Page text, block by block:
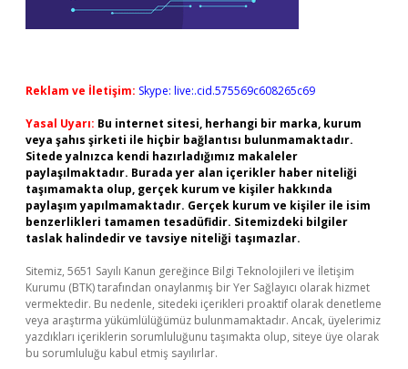
Reklam ve İletişim: Skype: live:.cid.575569c608265c69
Yasal Uyarı: Bu internet sitesi, herhangi bir marka, kurum
veya şahıs şirketi ile hiçbir bağlantısı bulunmamaktadır.
Sitede yalnızca kendi hazırladığımız makaleler
paylaşılmaktadır. Burada yer alan içerikler haber niteliği
taşımamakta olup, gerçek kurum ve kişiler hakkında
paylaşım yapılmamaktadır. Gerçek kurum ve kişiler ile isim
benzerlikleri tamamen tesadüfidir. Sitemizdeki bilgiler
taslak halindedir ve tavsiye niteliği taşımazlar.
Sitemiz, 5651 Sayılı Kanun gereğince Bilgi Teknolojileri ve İletişim
Kurumu (BTK) tarafından onaylanmış bir Yer Sağlayıcı olarak hizmet
vermektedir. Bu nedenle, sitedeki içerikleri proaktif olarak denetleme
veya araştırma yükümlülüğümüz bulunmamaktadır. Ancak, üyelerimiz
yazdıkları içeriklerin sorumluluğunu taşımakta olup, siteye üye olarak
bu sorumluluğu kabul etmiş sayılırlar.